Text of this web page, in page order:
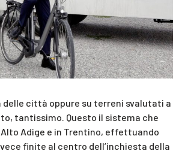
delle città oppure su terreni svalutati a
tantissimo. Questo il sistema che
Adige e in Trentino, effettuando
finite al centro dell’inchiesta della